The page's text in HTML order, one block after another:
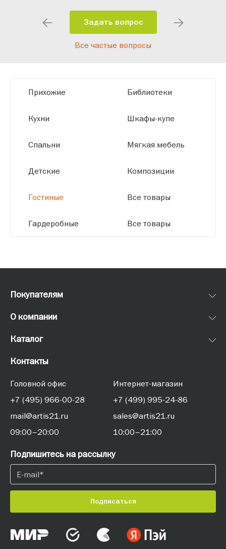
помещения и личные пожелания.
Благодаря современному
высокотехнологичному оборудованию
размерам.
Задать вопрос
Все частые вопросы
Прихожие
Кухни
Спальни
Детские
Гостиные
Гардеробные
Библиотеки
Шкафы-купе
Мягкая мебель
Композиции
Все товары
Все товары
Покупателям
О компании
Каталог
Контакты
Головной офис
+7 (495) 966-00-28
mail@artis21.ru
09:00–20:00
Интернет-магазин
+7 (499) 995-24-86
sales@artis21.ru
10:00–21:00
Подпишитесь на рассылку
Подписаться